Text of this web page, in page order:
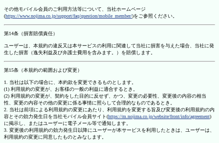
その他モバイル会員のご利用方法等について、当社ホームページ
(https://www.nojima.co.jp/support/faq/question/mobile_member/)をご参照ください。
第14条（損害賠償責任）
ユーザーは、本規約の違反又は本サービスの利用に関連して当社に損害を与えた場合、当社に発
生した損害（逸失利益及び弁護士費用を含みます。）を賠償します。
第15条（本規約の範囲および変更）
1. 当社は以下の場合に、本約款を変更できるものとします。
(1) 利用規約の変更が、お客様の一般の利益に適合するとき。
(2) 利用規約の変更が、契約をした目的に反せず、かつ、変更の必要性、変更後の内容の相当
性、変更の内容その他の変更に係る事情に照らして合理的なものであるとき。
2. 当社は前項による利用規約の変更にあたり、利用規約を変更する旨及び変更後の利用規約の内
容とその効力発生日を当社モバイル会員サイト(https://m.nojima.co.jp/website/front/info/agreement)
に掲示し、またはユーザーに電子メール等で通知します。
3. 変更後の利用規約の効力発生日以降にユーザーが本サービスを利用したときは、ユーザーは、
利用規約の変更に同意したものとみなします。